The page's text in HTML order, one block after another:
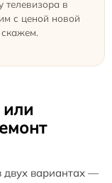
телевизора в
с ценой новой
двух вариантах —